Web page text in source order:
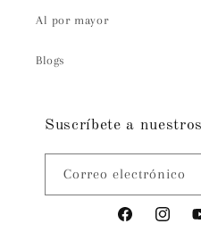
Al por mayor
Blogs
Suscríbete a
Correo electrónico
FacebookInstagram